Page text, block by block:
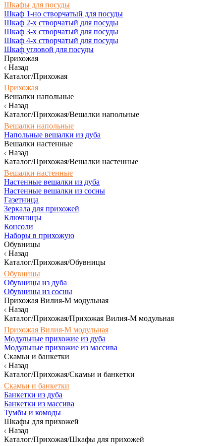
Шкафы для посуды
Шкаф 1-но створчатый для посуды
Шкаф 2-х створчатый для посуды
Шкаф 3-х створчатый для посуды
Шкаф 4-х створчатый для посуды
Шкаф угловой для посуды
Прихожая
Назад
Каталог/Прихожая
Прихожая
Вешалки напольные
Назад
Каталог/Прихожая/Вешалки напольные
Вешалки напольные
Напольные вешалки из дуба
Вешалки настенные
Назад
Каталог/Прихожая/Вешалки настенные
Вешалки настенные
Настенные вешалки из дуба
Настенные вешалки из сосны
Газетница
Зеркала для прихожей
Ключницы
Консоли
Наборы в прихожую
Обувницы
Назад
Каталог/Прихожая/Обувницы
Обувницы
Обувницы из дуба
Обувницы из сосны
Прихожая Вилия-М модульная
Назад
Каталог/Прихожая/Прихожая Вилия-М модульная
Прихожая Вилия-М модульная
Модульные прихожие из дуба
Модульные прихожие из массива
Скамьи и банкетки
Назад
Каталог/Прихожая/Скамьи и банкетки
Скамьи и банкетки
Банкетки из дуба
Банкетки из массива
Тумбы и комоды
Шкафы для прихожей
Назад
Каталог/Прихожая/Шкафы для прихожей